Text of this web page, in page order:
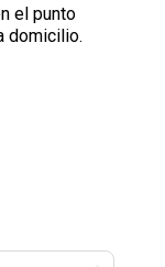
el punto
domicilio.